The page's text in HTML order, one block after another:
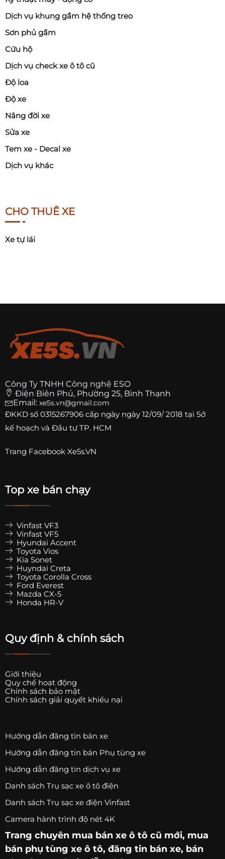
Dịch vụ khung gầm hệ thống treo
Sơn phủ gầm
Cứu hộ
Dịch vụ check xe ô tô cũ
Độ loa
Độ xe
Nâng đời xe
Sửa xe
Tem xe - Decal xe
Dịch vụ khác
CHO THUÊ XE
Xe tự lái
Công Ty TNHH Công nghệ ESO
Điện Biên Phủ, Phường 25, Bình Thạnh
Email: xe5s.vn@gmail.com
ĐKKD số 0315267906 cấp ngày ngày 12/09/ 2018 tại Sở
kế hoạch và Đầu tư TP. HCM
Trang Facebook Xe5s.VN
Top xe bán chạy
Vinfast VF3
Vinfast VF5
Hyundai Accent
Toyota Vios
Kia Sonet
Huyndai Creta
Toyota Corolla Cross
Ford Everest
Mazda CX-5
Honda HR-V
Quy định & chính sách
Giới thiệu
Quy chế hoạt động
Chính sách bảo mật
Chính sách giải quyết khiếu nại
Hướng dẫn đăng tin bán xe
Hướng dẫn đăng tin bán Phụ tùng xe
Hướng dẫn đăng tin dịch vụ xe
Danh sách Trụ sạc xe ô tô điện
Danh sách Trụ sạc xe điện Vinfast
Camera hành trình độ nét 4K
Trang chuyên mua bán xe ô tô cũ mới, mua
bán phụ tùng xe ô tô, đăng tin bán xe, bán